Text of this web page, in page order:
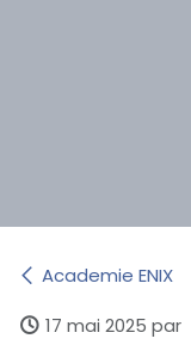
Academie ENIX
17 mai 2025 par